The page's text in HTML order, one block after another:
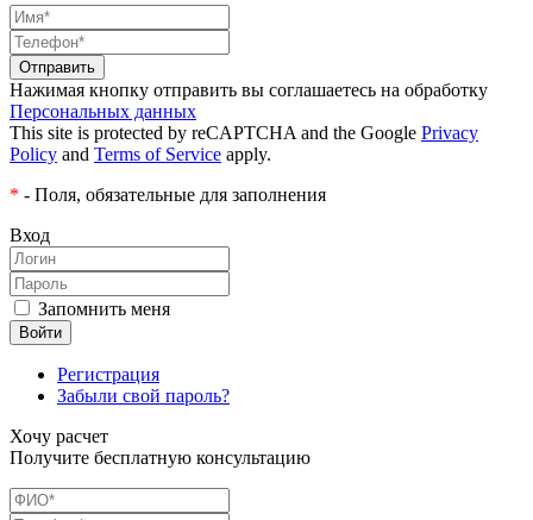
Нажимая кнопку отправить вы соглашаетесь на обработку
Персональных данных
This site is protected by reCAPTCHA and the Google Privacy
Policy and Terms of Service apply.
* - Поля, обязательные для заполнения
Вход
Запомнить меня
Регистрация
Забыли свой пароль?
Хочу расчет
Получите бесплатную консультацию